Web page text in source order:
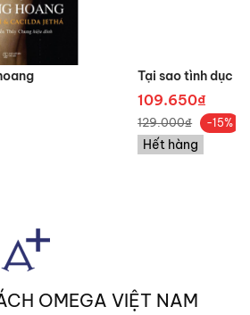
sư sinh học thuộc trường Đại
Tại sao tình dục
109.650₫
129.000₫ -15%
Hết hàng
OMEGA VIỆT NAM